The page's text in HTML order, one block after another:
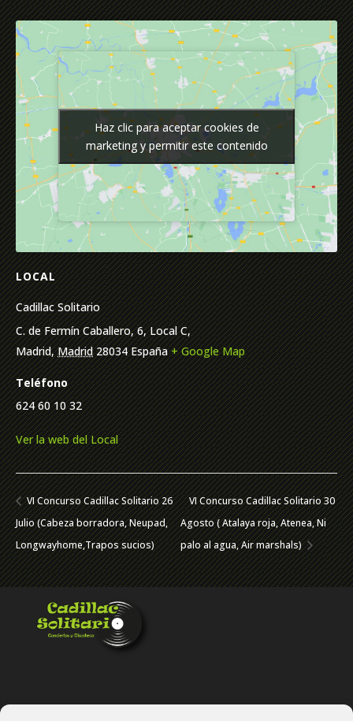
LOCAL
Cadillac Solitario
C. de Fermín Caballero, 6, Local C,
Madrid, Madrid 28034 España + Google Map
Teléfono
624 60 10 32
Ver la web del Local
Haz clic para aceptar cookies de
marketing y permitir este contenido
Haz clic para aceptar cookies de
marketing y permitir este contenido
VI Concurso Cadillac Solitario 26
Julio (Cabeza borradora, Neupad,
Longwayhome,Trapos sucios)
VI Concurso Cadillac Solitario 30
Agosto ( Atalaya roja, Atenea, Ni
palo al agua, Air marshals)